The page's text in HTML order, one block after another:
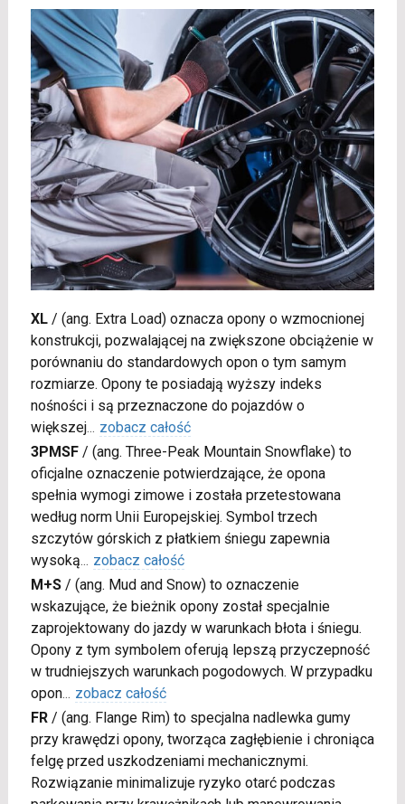
XL/ (ang. Extra Load) oznacza opony o wzmocnionej
konstrukcji, pozwalającej na zwiększone obciążenie w
porównaniu do standardowych opon o tym samym
rozmiarze. Opony te posiadają wyższy indeks
nośności i są przeznaczone do pojazdów o
większej... zobacz całość
3PMSF/ (ang. Three-Peak Mountain Snowflake) to
oficjalne oznaczenie potwierdzające, że opona
spełnia wymogi zimowe i została przetestowana
według norm Unii Europejskiej. Symbol trzech
szczytów górskich z płatkiem śniegu zapewnia
wysoką... zobacz całość
M+S/ (ang. Mud and Snow) to oznaczenie
wskazujące, że bieżnik opony został specjalnie
zaprojektowany do jazdy w warunkach błota i śniegu.
Opony z tym symbolem oferują lepszą przyczepność
w trudniejszych warunkach pogodowych. W przypadku
opon... zobacz całość
FR/ (ang. Flange Rim) to specjalna nadlewka gumy
przy krawędzi opony, tworząca zagłębienie i chroniąca
felgę przed uszkodzeniami mechanicznymi.
Rozwiązanie minimalizuje ryzyko otarć podczas